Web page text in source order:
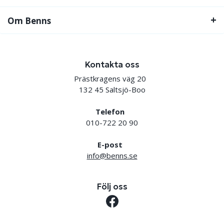
Om Benns
Kontakta oss
Prästkragens väg 20
132 45 Saltsjö-Boo
Telefon
010-722 20 90
E-post
info@benns.se
Följ oss